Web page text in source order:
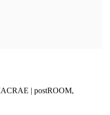
| postROOM,